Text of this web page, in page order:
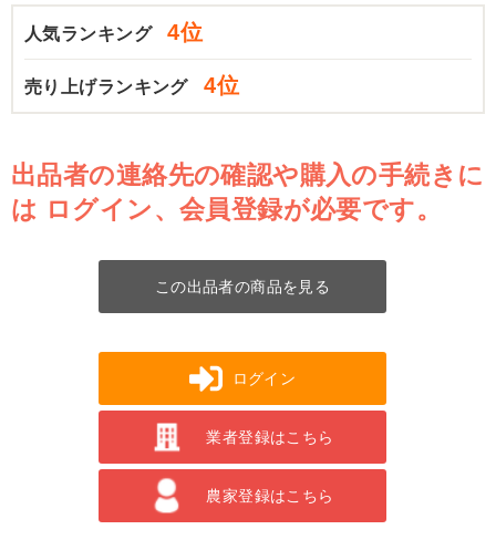
人気ランキング 4位
売り上げランキング 4位
出品者の連絡先の確認や購入の手続きに
は ログイン、会員登録が必要です。
この出品者の商品を見る
ログイン
業者登録はこちら
農家登録はこちら